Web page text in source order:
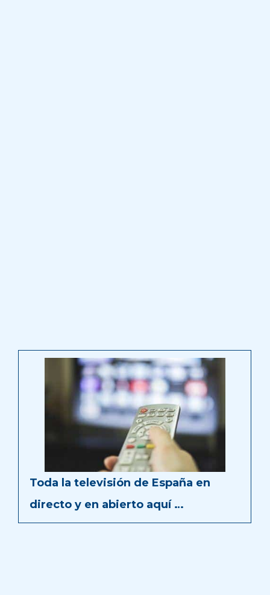
Toda la televisión de España en
directo y en abierto aquí …